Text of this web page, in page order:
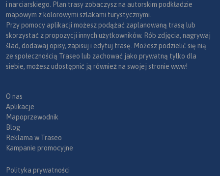
i narciarskiego. Plan trasy zobaczysz na autorskim podkładzie
mapowym z kolorowymi szlakami turystycznymi.
Przy pomocy aplikacji możesz podążać zaplanowaną trasą lub
skorzystać z propozycji innych użytkowników. Rób zdjęcia, nagrywaj
ślad, dodawaj opisy, zapisuj i edytuj trasę. Możesz podzielić się nią
ze społecznością Traseo lub zachować jako prywatną tylko dla
siebie, możesz udostępnić ją również na swojej stronie www!
O nas
Aplikacje
Mapoprzewodnik
Blog
Reklama w Traseo
Kampanie promocyjne
Polityka prywatności